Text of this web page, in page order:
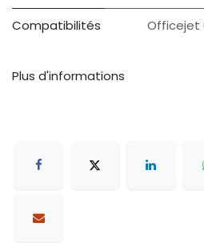
Compatibilités Officejet
Plus d'informations